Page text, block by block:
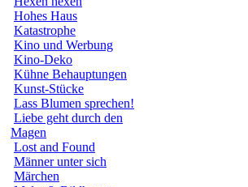
Hohes Haus
Katastrophe
Kino und Werbung
Kino-Deko
Kühne Behauptungen
Kunst-Stücke
Lass Blumen sprechen!
Liebe geht durch den
Magen
Lost and Found
Männer unter sich
Märchen